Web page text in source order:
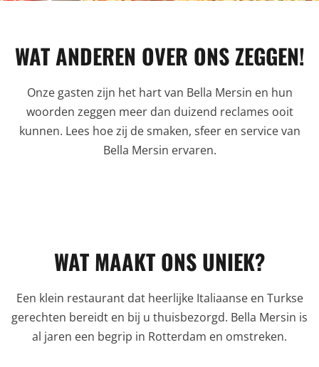
WAT ANDEREN OVER ONS ZEGGEN!
Onze gasten zijn het hart van Bella Mersin en hun
woorden zeggen meer dan duizend reclames ooit
kunnen. Lees hoe zij de smaken, sfeer en service van
Bella Mersin ervaren.
WAT MAAKT ONS UNIEK?
Een klein restaurant dat heerlijke Italiaanse en Turkse
gerechten bereidt en bij u thuisbezorgd. Bella Mersin is
al jaren een begrip in Rotterdam en omstreken.